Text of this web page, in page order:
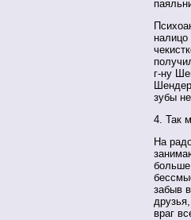
г-ну
зубы
4. Так
На
больше
забыв
враг